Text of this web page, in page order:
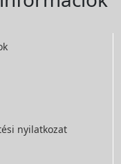
nyilatkozat